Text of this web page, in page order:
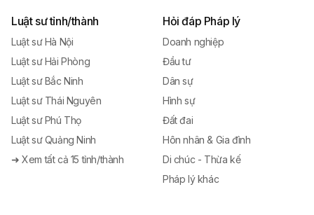
Luật sư tỉnh/thành
Luật sư Hà Nội
Luật sư Hải Phòng
Luật sư Bắc Ninh
Luật sư Thái Nguyên
Luật sư Phú Thọ
Luật sư Quảng Ninh
➜ Xem tất cả 15 tỉnh/thành
Hỏi đáp Pháp lý
Doanh nghiệp
Đầu tư
Dân sự
Hình sự
Đất đai
Hôn nhân & Gia đình
Di chúc - Thừa kế
Pháp lý khác